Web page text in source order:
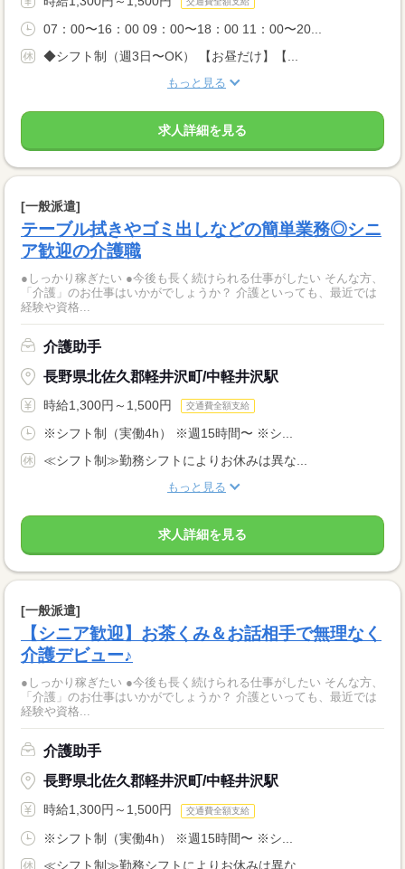
07：00〜16：00 09：00〜18：00 11：00〜20...
◆シフト制（週3日〜OK） 【お昼だけ】【...
もっと見る
求人詳細を見る
[一般派遣]
テーブル拭きやゴミ出しなどの簡単業務◎シニ
ア歓迎の介護職
●しっかり稼ぎたい ●今後も長く続けられる仕事がしたい そんな方、
「介護」のお仕事はいかがでしょうか？ 介護といっても、最近では
経験や資格...
介護助手
長野県北佐久郡軽井沢町/中軽井沢駅
時給1,300円～1,500円 交通費全額支給
※シフト制（実働4h） ※週15時間〜 ※シ...
≪シフト制≫勤務シフトによりお休みは異な...
もっと見る
求人詳細を見る
[一般派遣]
【シニア歓迎】お茶くみ＆お話相手で無理なく
介護デビュー♪
●しっかり稼ぎたい ●今後も長く続けられる仕事がしたい そんな方、
「介護」のお仕事はいかがでしょうか？ 介護といっても、最近では
経験や資格...
介護助手
長野県北佐久郡軽井沢町/中軽井沢駅
時給1,300円～1,500円 交通費全額支給
※シフト制（実働4h） ※週15時間〜 ※シ...
≪シフト制≫勤務シフトによりお休みは異な...